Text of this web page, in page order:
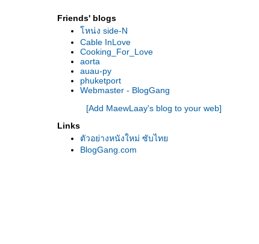
>> ชมตัวอย่างที่ 2ของหนัง Batman v
Superman: Dawn of Justice (แบทแมน ปะทะ
ซูเปอร์แมน : แสงอรุณแห่งยุติธรรม) (ซับไทย)
>> ฉายแล้ววันนี้ >>Terminator: Genisys (ฅน
เหล็ก: มหาวิบัติจักรกลยึดโลก)..สงครามระหว่าง
มนุษย์และเครื่องจักรสังหาร แอ็คชั่นกระหน่ำ
อ็คชั่นจัดเต็มกับนักส่งมือพระกาฬของคน
Refueled (คนระห่ำคว่ำนรก) ซับไท
>> ฉายแล้ววันนี้ >> Maggie (ซอมบี้ลูกคน
Friends' blogs
หน่ง side-N
Cable InLove
Cooking_For_Love
aorta
auau-py
phuketport
Webmaster - BlogGang
[Add MaewLaay's blog to your web]
Links
ตัวอย่างหนังใหม่ ซับไท
BlogGang.com